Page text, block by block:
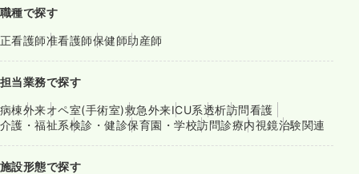
職種で探す
正看護師准看護師保健師助産師
担当業務で探す
病棟外来オペ室(手術室)救急外来ICU系透析訪問看護
介護・福祉系検診・健診保育園・学校訪問診療内視鏡治験関連
施設形態で探す